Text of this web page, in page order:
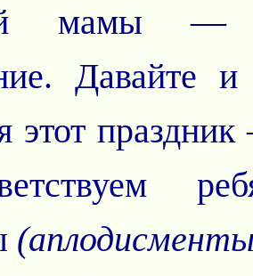
мамы —
Давайте
этот